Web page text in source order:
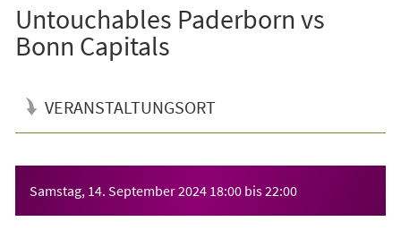
Untouchables Paderborn vs
Bonn Capitals
VERANSTALTUNGSORT
Samstag, 14. September 2024 18:00 bis22:00